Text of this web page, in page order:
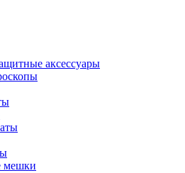
аксессуары
мешки